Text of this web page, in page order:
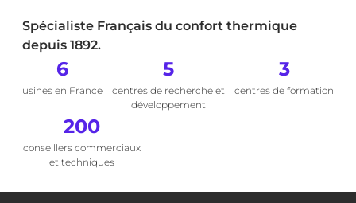
Spécialiste Français du confort thermique
depuis 1892.
6
usines en France
5
centres de recherche et
développement
3
centres de formation
200
conseillers commerciaux
et techniques